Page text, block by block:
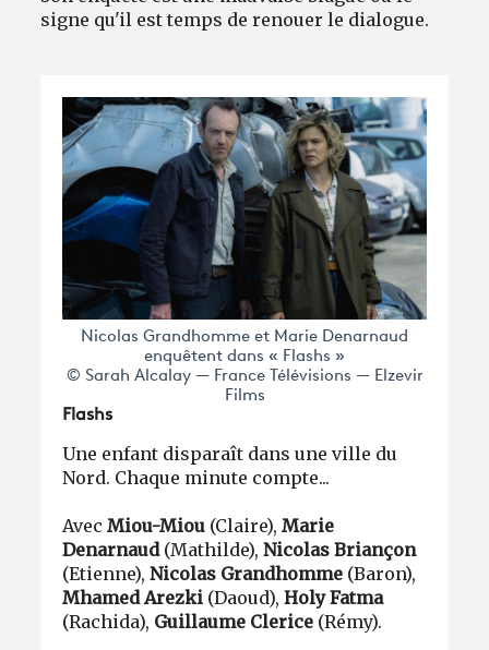
signe qu'il est temps de renouer le dialogue.
Nicolas Grandhomme et Marie Denarnaud
enquêtent dans « Flashs »
© Sarah Alcalay — France Télévisions — Elzevir
Films
Flashs
Une enfant disparaît dans une ville du
Nord. Chaque minute compte...
AvecMiou-Miou (Claire),Marie
Denarnaud(Mathilde),Nicolas Briançon
(Etienne),Nicolas Grandhomme (Baron),
Mhamed Arezki (Daoud),Holy Fatma
(Rachida), Guillaume Clerice (Rémy).